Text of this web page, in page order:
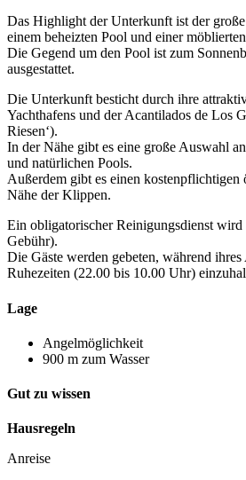
Das Highlight der Unterkunft ist der
einem beheizten Pool und einer
Die Gegend um den Pool ist zum
ausgestattet.
Die Unterkunft besticht durch ihre
Yachthafens und der Acantilados de Los
Riesen‘).
In der Nähe gibt es eine große Auswahl
und natürlichen Pools.
Außerdem gibt es einen
Nähe der Klippen.
Ein obligatorischer Reinigungsdienst wird
Gebühr).
Die Gäste werden gebeten, während
Ruhezeiten (22.00 bis 10.00 Uhr)
Lage
Angelmöglichkeit
900 m zum Wasser
Gut zu wissen
Hausregeln
Anreise